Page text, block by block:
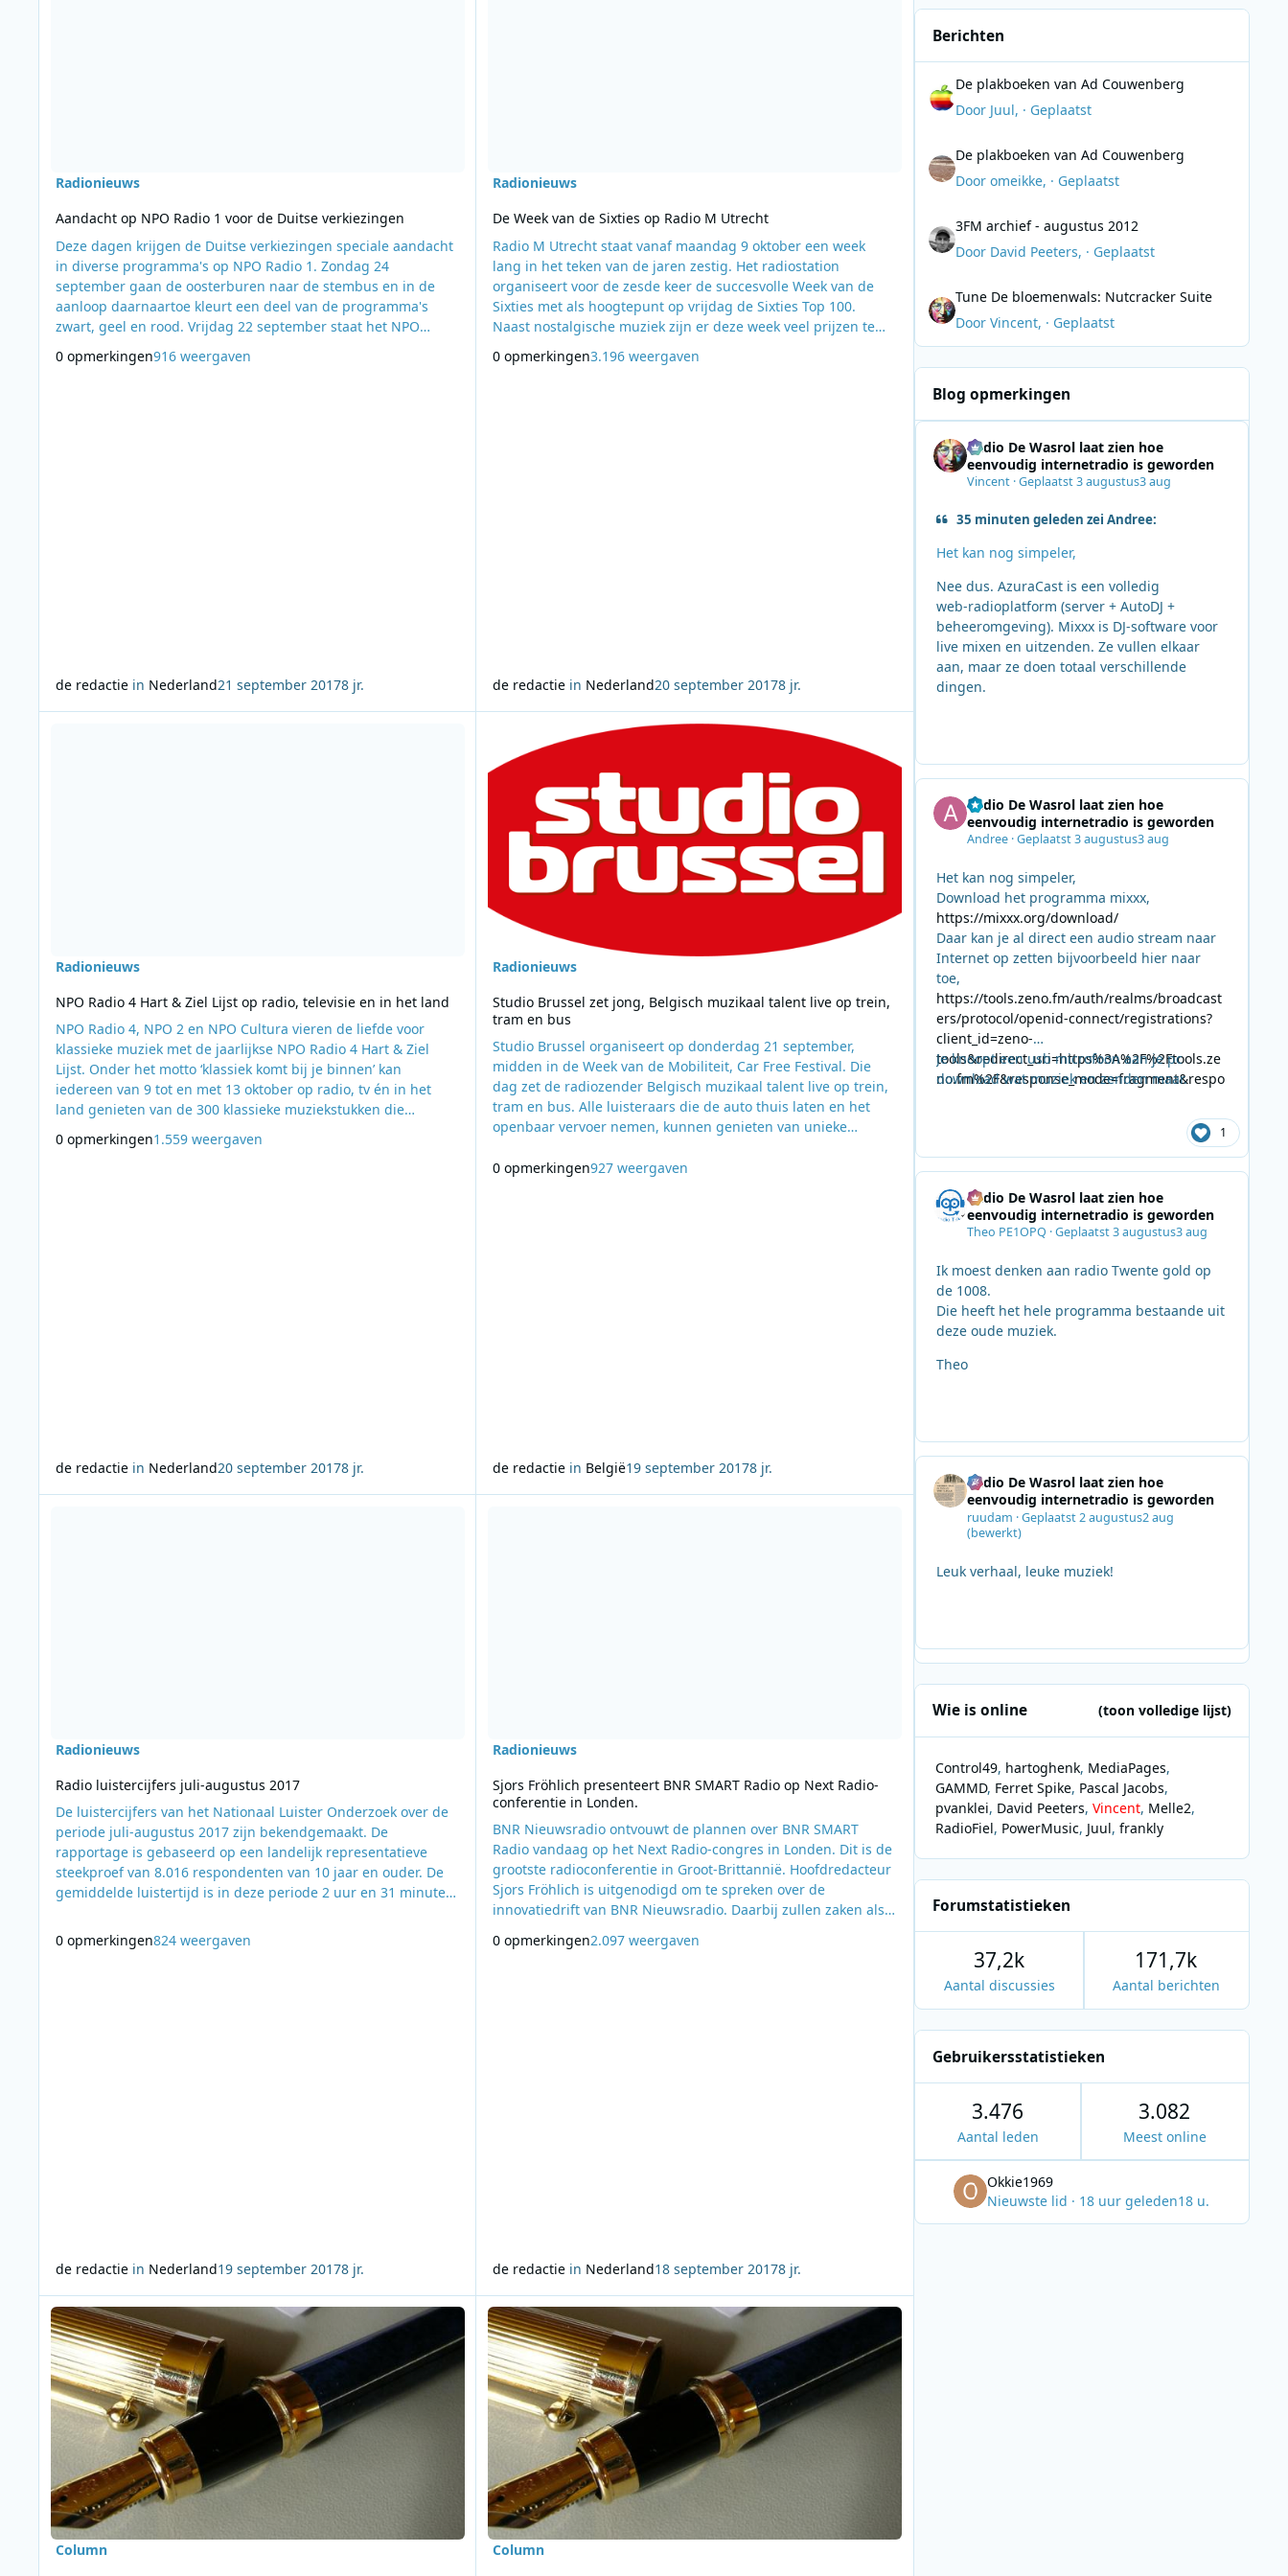
Radionieuws
Aandacht op NPO Radio 1 voor de Duitse verkiezingen
Deze dagen krijgen de Duitse verkiezingen speciale aandacht
in diverse programma's op NPO Radio 1. Zondag 24
september gaan de oosterburen naar de stembus en in de
aanloop daarnaartoe kleurt een deel van de programma's
zwart, geel en rood. Vrijdag 22 september staat het NPO
teken van de relatie Duitsland - Nederland. Van 14:00 tot
0 opmerkingen916 weergaven
de redactiein Nederland21 september 20178 jr.
Radionieuws
De Week van de Sixties op Radio M Utrecht
Radio M Utrecht staat vanaf maandag 9 oktober een week
lang in het teken van de jaren zestig. Het radiostation
organiseert voor de zesde keer de succesvolle Week van de
Sixties met als hoogtepunt op vrijdag de Sixties Top 100.
Naast nostalgische muziek zijn er deze week veel prijzen te
Kraaijeveld in Aan Tafel!. Dus geniet en laat u verrassen
0 opmerkingen3.196 weergaven
de redactie in Nederland20 september 20178 jr.
Radionieuws
NPO Radio 4 Hart & Ziel Lijst op radio, televisie en in het land
NPO Radio 4, NPO 2 en NPO Cultura vieren de liefde voor
klassieke muziek met de jaarlijkse NPO Radio 4 Hart & Ziel
Lijst. Onder het motto ‘klassiek komt bij je binnen’ kan
iedereen van 9 tot en met 13 oktober op radio, tv én in het
land genieten van de 300 klassieke muziekstukken die
mensen het meest raken, troosten of inspireren. Marwil
Straat, zendermanager NPO Radio 4: “Elk jaar bereiken we
0 opmerkingen1.559 weergaven
de redactiein Nederland20 september 20178 jr.
Lees meer over Studio Brussel zet jong, Belgisch muzikaal talent live op trein, tram en bus
Radionieuws
Studio Brussel zet jong, Belgisch muzikaal talent live op trein,
tram en bus
Studio Brussel organiseert op donderdag 21 september,
midden in de Week van de Mobiliteit, Car Free Festival. Die
dag zet de radiozender Belgisch muzikaal talent live op trein,
tram en bus. Alle luisteraars die de auto thuis laten en het
openbaar vervoer nemen, kunnen genieten van unieke
meer Blackwave, Milo Meskens, Emma Bale, Felix Pallas en
0 opmerkingen927 weergaven
de redactie in België19 september 20178 jr.
Radionieuws
Radio luistercijfers juli-augustus 2017
De luistercijfers van het Nationaal Luister Onderzoek over de
periode juli-augustus 2017 zijn bekendgemaakt. De
rapportage is gebaseerd op een landelijk representatieve
steekproef van 8.016 respondenten van 10 jaar en ouder. De
gemiddelde luistertijd is in deze periode 2 uur en 31 minuten
Radio 5, ORN Radio, Radio 10 Dalers: 100% NL, E-power Radio,
Qmusic, Radio 538, Sky Radio Gelijk: BNR Nieuwsradio, NPO
0 opmerkingen824 weergaven
de redactiein Nederland19 september 20178 jr.
Lees meer over Sjors Fröhlich presenteert BNR SMART Radio op Next Radio-conferentie in Londen.
Radionieuws
Sjors Fröhlich presenteert BNR SMART Radio op Next Radio-
conferentie in Londen.
BNR Nieuwsradio ontvouwt de plannen over BNR SMART
Radio vandaag op het Next Radio-congres in Londen. Dit is de
grootste radioconferentie in Groot-Brittannië. Hoofdredacteur
Sjors Fröhlich is uitgenodigd om te spreken over de
innovatiedrift van BNR Nieuwsradio. Daarbij zullen zaken als
centraal staan. Fröhlich: “Ik ben erg trots dat we op Next
0 opmerkingen2.097 weergaven
de redactie in Nederland18 september 20178 jr.
Lees meer over Column Edwin Wendt: Wim Noordhoek hield zijn rug recht
Column
Lees meer over Column Hans Knot: Vermaak in 1964
Column
Berichten
De plakboeken van Ad Couwenberg
Door Juul, · Geplaatst
De plakboeken van Ad Couwenberg
Door omeikke, · Geplaatst
3FM archief - augustus 2012
Door David Peeters, · Geplaatst
Tune De bloemenwals: Nutcracker Suite
Door Vincent, · Geplaatst
Blog opmerkingen
Radio De Wasrol laat zien hoe
eenvoudig internetradio is geworden
Vincent·Geplaatst3 augustus3 aug
35 minuten geleden zei Andree:
Het kan nog simpeler,
Nee dus. AzuraCast is een volledig
web‑radioplatform (server + AutoDJ +
beheeromgeving). Mixxx is DJ‑software voor
live mixen en uitzenden. Ze vullen elkaar
aan, maar ze doen totaal verschillende
dingen.
Radio De Wasrol laat zien hoe
eenvoudig internetradio is geworden
Andree·Geplaatst3 augustus3 aug
Het kan nog simpeler,
Download het programma mixxx,
https://mixxx.org/download/
Daar kan je al direct een audio stream naar
Internet op zetten bijvoorbeeld hier naar
toe,
https://tools.zeno.fm/auth/realms/broadcast
ers/protocol/openid-connect/registrations?
client_id=zeno-
tools&redirect_uri=https%3A%2F%2Ftools.ze
no.fm%2F&response_mode=fragment&respo
Je knoopt een usb microfoon aan je pc
download wat muziek en zenden maar.
1
Radio De Wasrol laat zien hoe
eenvoudig internetradio is geworden
Theo PE1OPQ ·Geplaatst3 augustus3 aug
Ik moest denken aan radio Twente gold op
de 1008.
Die heeft het hele programma bestaande uit
deze oude muziek.
Theo
Radio De Wasrol laat zien hoe
eenvoudig internetradio is geworden
ruudam ·Geplaatst2 augustus2 aug
(bewerkt)
Leuk verhaal, leuke muziek!
Wie is online (toon volledige lijst)
Control49 hartoghenk MediaPages
GAMMD Ferret Spike Pascal Jacobs
pvanklei David Peeters Vincent Melle2
RadioFiel PowerMusic Juul frankly
Forumstatistieken
Aantal discussies
37,2k
Aantal berichten
171,7k
Gebruikersstatistieken
3.476
Aantal leden
3.082
Meest online
Okkie1969
Nieuwste lid · 18 uur geleden18 u.